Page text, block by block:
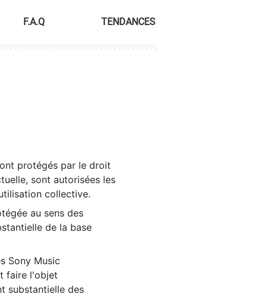
F.A.Q TENDANCES
protégés par le droit
sont autorisées les
collective.
au sens des
de la base
Sony Music
faire l'objet
substantielle des